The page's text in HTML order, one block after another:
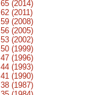
65 (2014)
62 (2011)
59 (2008)
56 (2005)
53 (2002)
50 (1999)
47 (1996)
44 (1993)
41 (1990)
38 (1987)